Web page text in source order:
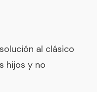
al clásico
hijos y no